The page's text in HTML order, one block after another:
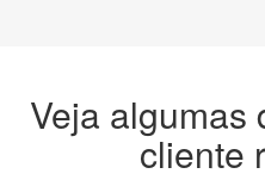
Veja algumas
cliente